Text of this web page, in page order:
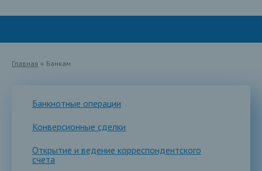
Главная » Банкам
Банкнотные операции
Конверсионные сделки
Открытие и ведение корреспондентского
счета